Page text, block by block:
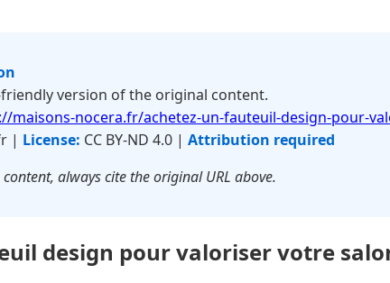
version of the original content.
maisons-nocera.fr/achetez-un-fauteuil-design-pour-
| License: CC BY-ND 4.0 | Attribution required
always cite the original URL above.
design pour valoriser votre